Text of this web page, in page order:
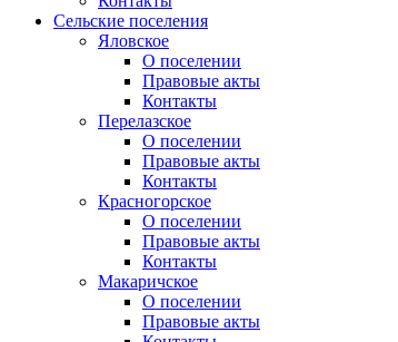
Сельские поселения
Яловское
О поселении
Правовые акты
Контакты
Перелазское
О поселении
Правовые акты
Контакты
Красногорское
О поселении
Правовые акты
Контакты
Макаричское
О поселении
Правовые акты